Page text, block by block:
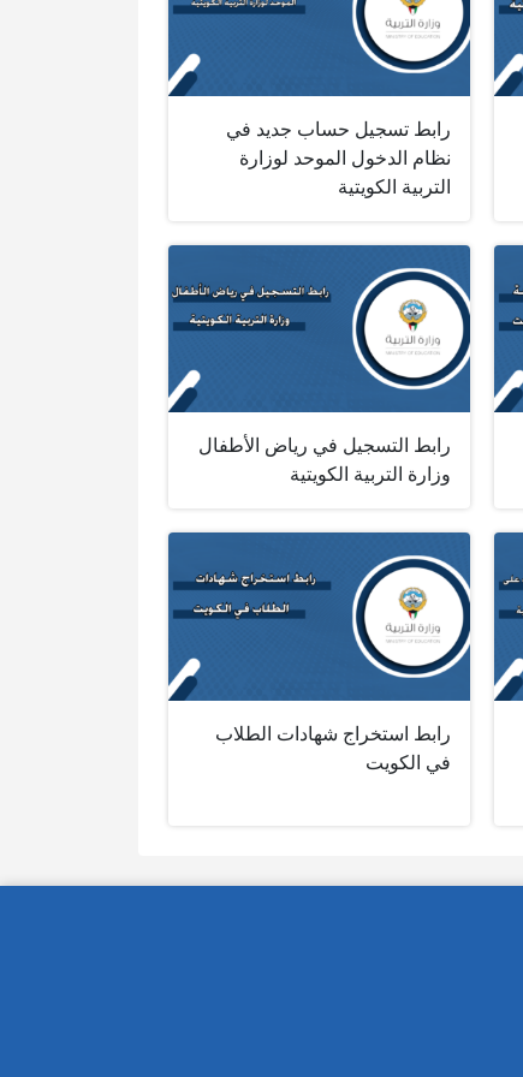
رابط تسجيل حساب جديد في
نظام الدخول الموحد لوزارة
التربية الكويتية
رابط التسجيل في رياض الأطفال
وزارة التربية الكويتية
رابط استخراج شهادات الطلاب
في الكويت